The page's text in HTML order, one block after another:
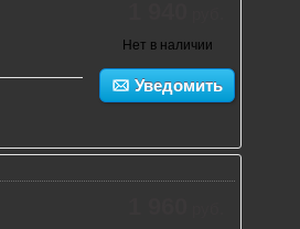
Нет в наличии
Уведомить